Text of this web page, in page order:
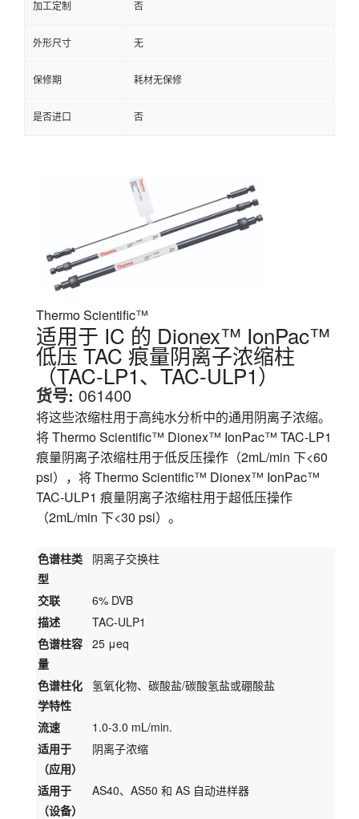
加工定制 否
外形尺寸 无
保修期 耗材无保修
是否进口 否
Thermo Scientific™
适用于 IC 的 Dionex™ IonPac™
低压 TAC 痕量阴离子浓缩柱
（TAC-LP1、TAC-ULP1）
货号: 061400
将这些浓缩柱用于高纯水分析中的通用阴离子浓缩。
将 Thermo Scientific™ Dionex™ IonPac™ TAC-LP1
痕量阴离子浓缩柱用于低反压操作（2mL/min 下<60
psi），将 Thermo Scientific™ Dionex™ IonPac™
TAC-ULP1 痕量阴离子浓缩柱用于超低压操作
（2mL/min 下<30 psi）。
色谱柱类
型
阴离子交换柱
交联
6% DVB
描述
TAC-ULP1
色谱柱容
量
25 μeq
色谱柱化
学特性
氢氧化物、碳酸盐/碳酸氢盐或硼酸盐
流速
1.0-3.0 mL/min.
适用于
（应用）
阴离子浓缩
适用于
（设备）
AS40、AS50 和 AS 自动进样器